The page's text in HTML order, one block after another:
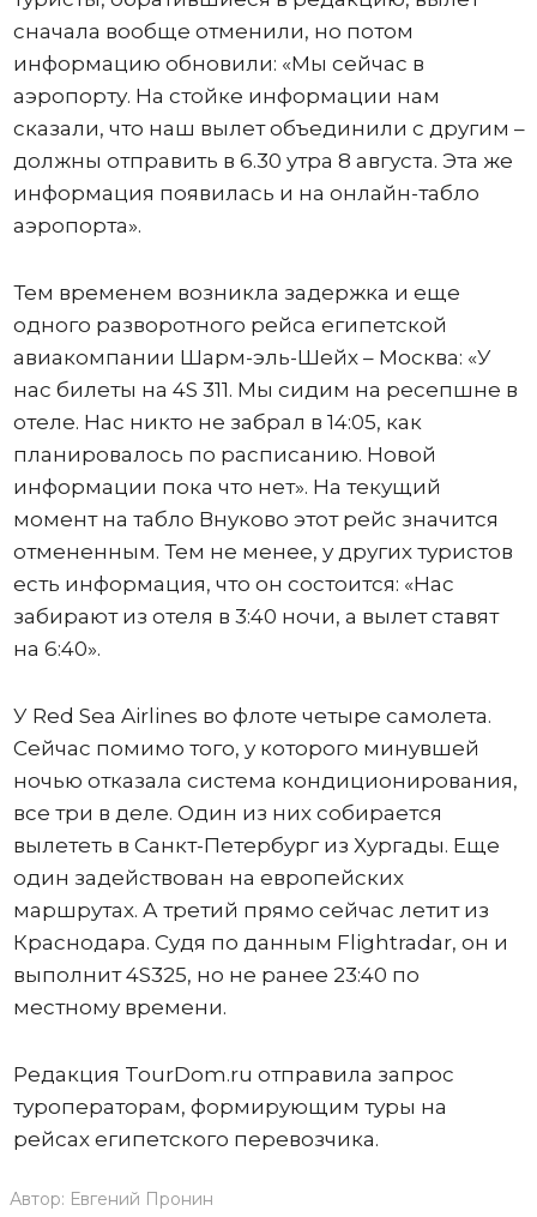
сначала вообще отменили, но потом
информацию обновили: «Мы сейчас в
аэропорту. На стойке информации нам
сказали, что наш вылет объединили с другим –
должны отправить в 6.30 утра 8 августа. Эта же
информация появилась и на онлайн-табло
аэропорта».
Тем временем возникла задержка и еще
одного разворотного рейса египетской
авиакомпании Шарм-эль-Шейх – Москва: «У
нас билеты на 4S 311. Мы сидим на ресепшне в
отеле. Нас никто не забрал в 14:05, как
планировалось по расписанию. Новой
информации пока что нет». На текущий
момент на табло Внуково этот рейс значится
отмененным. Тем не менее, у других туристов
есть информация, что он состоится: «Нас
забирают из отеля в 3:40 ночи, а вылет ставят
на 6:40».
У Red Sea Airlines во флоте четыре самолета.
Сейчас помимо того, у которого минувшей
ночью отказала система кондиционирования,
все три в деле. Один из них собирается
вылететь в Санкт-Петербург из Хургады. Еще
один задействован на европейских
маршрутах. А третий прямо сейчас летит из
Краснодара. Судя по данным Flightradar, он и
выполнит 4S325, но не ранее 23:40 по
местному времени.
Редакция TourDom.ru отправила запрос
туроператорам, формирующим туры на
рейсах египетского перевозчика.
Автор: Евгений Пронин